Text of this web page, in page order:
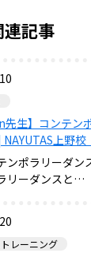
連記事
先生】コンテン
NAYUTAS上野校
ンポラリーダン
リーダンスと…
レーニング